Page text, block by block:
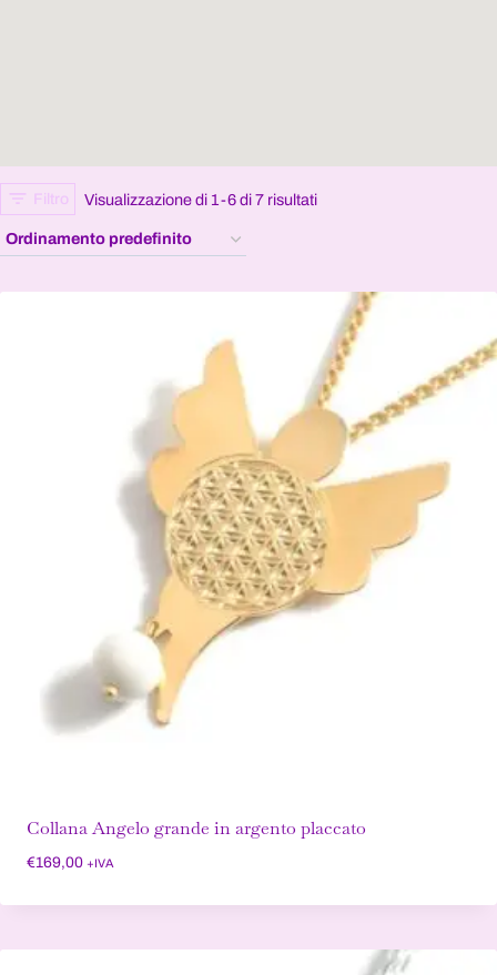
Filtro Visualizzazione di 1-6 di 7 risultati
Collana Angelo grande in argento placcato
€169,00 +IVA